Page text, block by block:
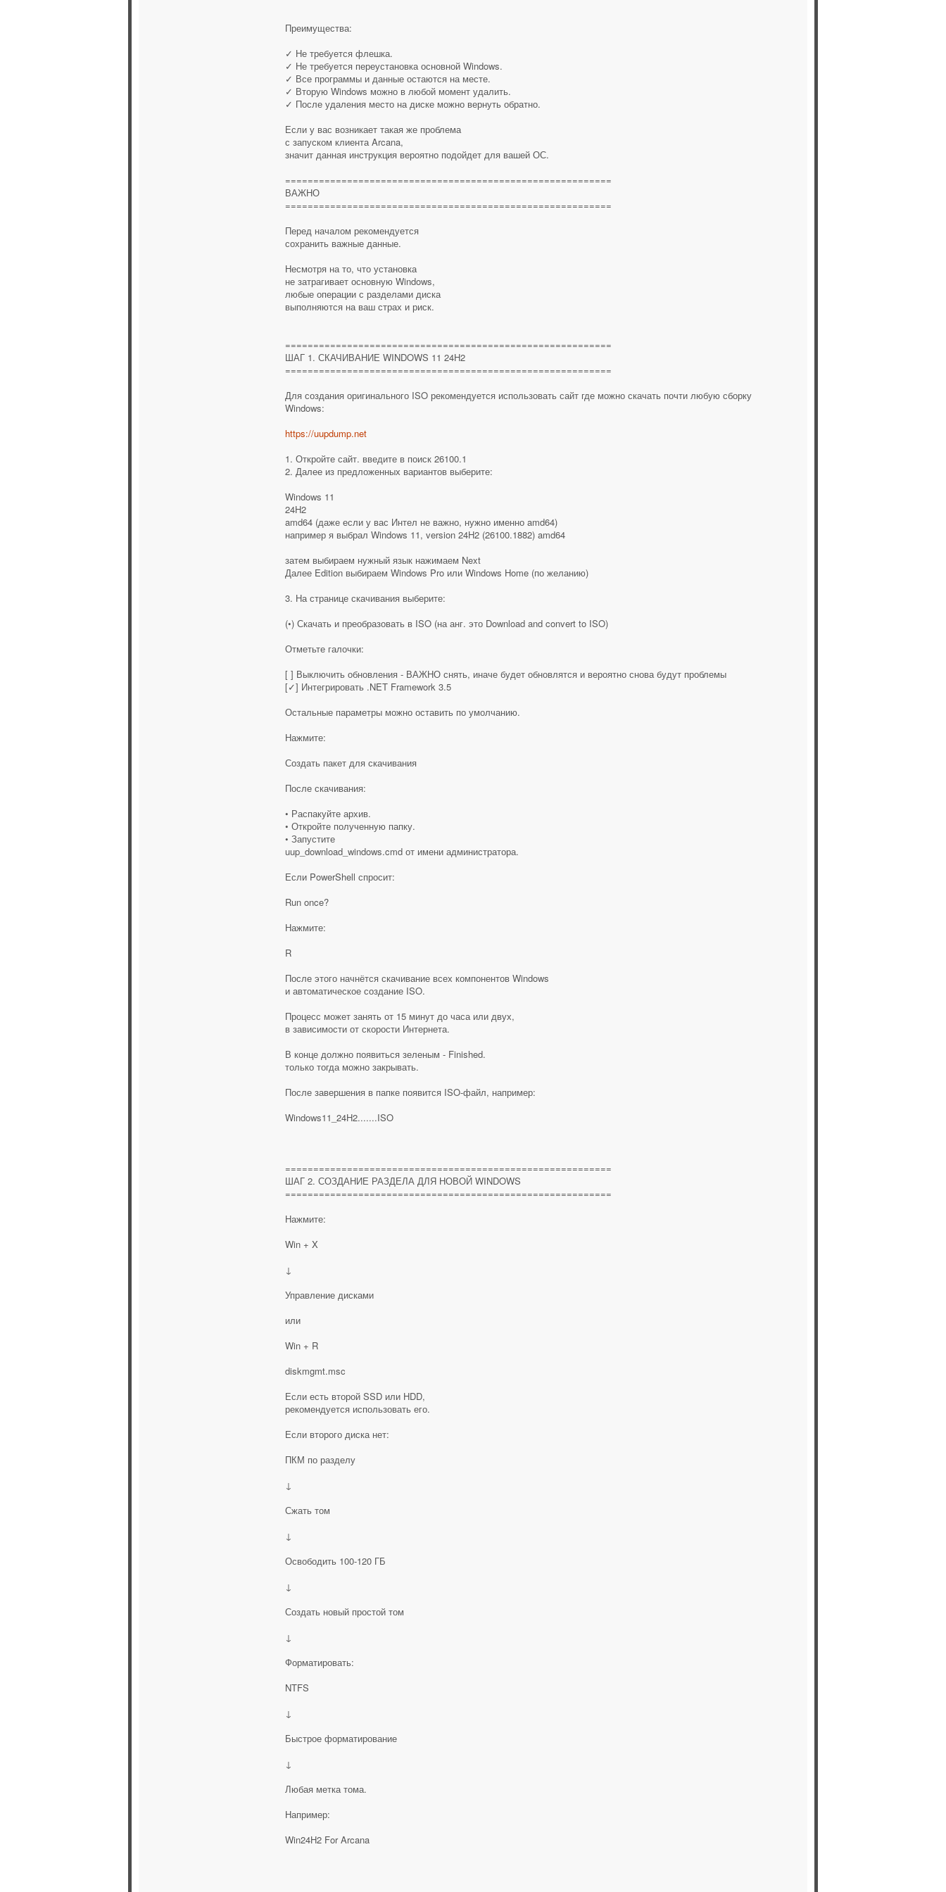
Преимущества:
✓ Не требуется флешка.
✓ Не требуется переустановка основной Windows.
✓ Все программы и данные остаются на месте.
✓ Вторую Windows можно в любой момент удалить.
✓ После удаления место на диске можно вернуть обратно.
Если у вас возникает такая же проблема
с запуском клиента Arcana,
значит данная инструкция вероятно подойдет для вашей ОС.
==========================================================
ВАЖНО
==========================================================
Перед началом рекомендуется
сохранить важные данные.
Несмотря на то, что установка
не затрагивает основную Windows,
любые операции с разделами диска
выполняются на ваш страх и риск.
==========================================================
ШАГ 1. СКАЧИВАНИЕ WINDOWS 11 24H2
==========================================================
Для создания оригинального ISO рекомендуется использовать сайт где можно скачать почти любую сборку
Windows:
https://uupdump.net
1. Откройте сайт. введите в поиск 26100.1
2. Далее из предложенных вариантов выберите:
Windows 11
24H2
amd64 (даже если у вас Интел не важно, нужно именно amd64)
например я выбрал Windows 11, version 24H2 (26100.1882) amd64
затем выбираем нужный язык нажимаем Next
Далее Edition выбираем Windows Pro или Windows Home (по желанию)
3. На странице скачивания выберите:
(•) Скачать и преобразовать в ISO (на анг. это Download and convert to ISO)
Отметьте галочки:
[ ] Выключить обновления - ВАЖНО снять, иначе будет обновлятся и вероятно снова будут проблемы
[✓] Интегрировать .NET Framework 3.5
Остальные параметры можно оставить по умолчанию.
Нажмите:
Создать пакет для скачивания
После скачивания:
• Распакуйте архив.
• Откройте полученную папку.
• Запустите
uup_download_windows.cmd от имени администратора.
Если PowerShell спросит:
Run once?
Нажмите:
R
После этого начнётся скачивание всех компонентов Windows
и автоматическое создание ISO.
Процесс может занять от 15 минут до часа или двух,
в зависимости от скорости Интернета.
В конце должно появиться зеленым - Finished.
только тогда можно закрывать.
После завершения в папке появится ISO-файл, например:
Windows11_24H2.......ISO
==========================================================
ШАГ 2. СОЗДАНИЕ РАЗДЕЛА ДЛЯ НОВОЙ WINDOWS
==========================================================
Нажмите:
Win + X
↓
Управление дисками
или
Win + R
diskmgmt.msc
Если есть второй SSD или HDD,
рекомендуется использовать его.
Если второго диска нет:
ПКМ по разделу
↓
Сжать том
↓
Освободить 100-120 ГБ
↓
Создать новый простой том
↓
Форматировать:
NTFS
↓
Быстрое форматирование
↓
Любая метка тома.
Например:
Win24H2 For Arcana